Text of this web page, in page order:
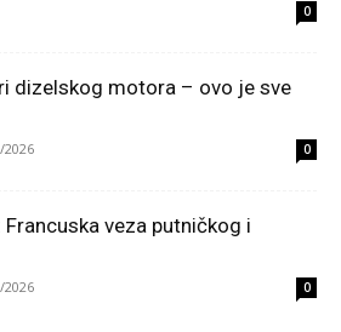
0
dizelskog motora – ovo je sve
2026 0
Francuska veza putničkog i
2026 0